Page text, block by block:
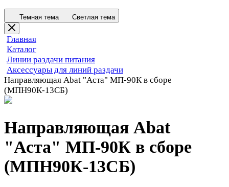
Темная тема Светлая тема
Главная
Каталог
Линии раздачи питания
Аксессуары для линий раздачи
Направляющая Abat "Аста" МП-90К в сборе
(МПН90К-13СБ)
Направляющая Abat
"Аста" МП-90К в сборе
(МПН90К-13СБ)